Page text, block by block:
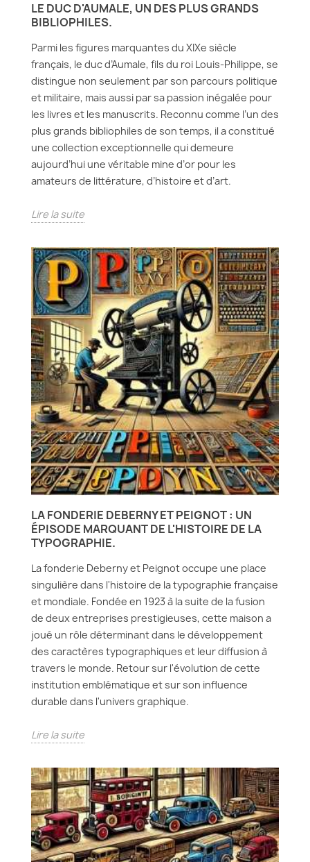
LE DUC D'AUMALE, UN DES PLUS GRANDS
BIBLIOPHILES.
Parmi les figures marquantes du XIXe siècle
français, le duc d’Aumale, fils du roi Louis-Philippe, se
distingue non seulement par son parcours politique
et militaire, mais aussi par sa passion inégalée pour
les livres et les manuscrits. Reconnu comme l’un des
plus grands bibliophiles de son temps, il a constitué
une collection exceptionnelle qui demeure
aujourd’hui une véritable mine d’or pour les
amateurs de littérature, d’histoire et d’art.
Lire la suite
LA FONDERIE DEBERNY ET PEIGNOT : UN
ÉPISODE MARQUANT DE L'HISTOIRE DE LA
TYPOGRAPHIE.
La fonderie Deberny et Peignot occupe une place
singulière dans l'histoire de la typographie française
et mondiale. Fondée en 1923 à la suite de la fusion
de deux entreprises prestigieuses, cette maison a
joué un rôle déterminant dans le développement
des caractères typographiques et leur diffusion à
travers le monde. Retour sur l'évolution de cette
institution emblématique et sur son influence
durable dans l'univers graphique.
Lire la suite